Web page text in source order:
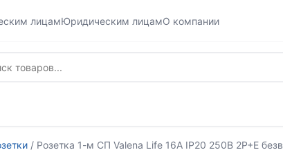
лицамЮридическим лицамО компании
/ Розетка 1-м СП Valena Life 16А IP20 250В 2P+E